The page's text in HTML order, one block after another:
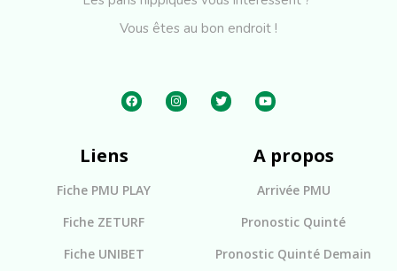
Vous êtes au bon endroit !
Liens
Fiche PMU PLAY
Fiche ZETURF
Fiche UNIBET
A propos
Arrivée PMU
Pronostic Quinté
Pronostic Quinté Demain